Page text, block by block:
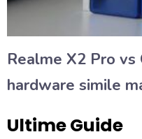
Realme X2 Pro vs
hardware simile
Ultime Guide